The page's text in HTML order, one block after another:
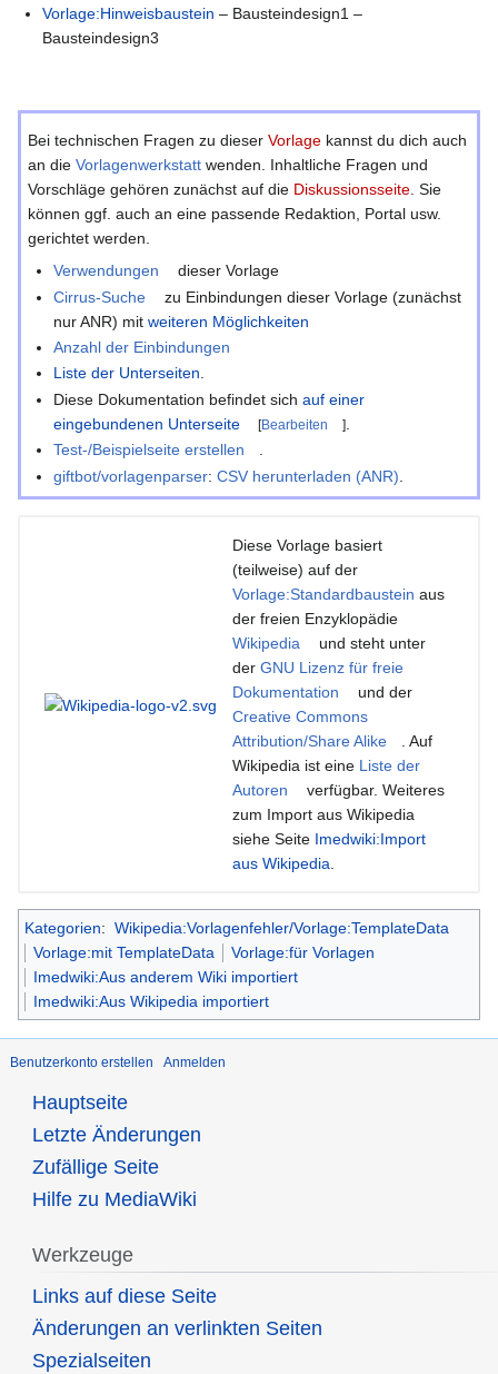
Vorlage:Hinweisbaustein – Bausteindesign1 –
Bausteindesign3
Bei technischen Fragen zu dieserVorlage kannst du dich auch
an dieVorlagenwerkstatt wenden. Inhaltliche Fragen und
Vorschläge gehören zunächst auf die Diskussionsseite. Sie
können ggf. auch an eine passende Redaktion, Portal usw.
gerichtet werden.
Verwendungen
dieser Vorlage
Cirrus-Suche
zu Einbindungen dieser Vorlage (zunächst
nur ANR) mit weiteren Möglichkeiten
Anzahl der Einbindungen
Liste der Unterseiten.
Diese Dokumentation befindet sich auf einer
eingebundenen Unterseite
[Bearbeiten ].
Test-/Beispielseite erstellen
.
giftbot/vorlagenparser: CSV herunterladen (ANR)
Diese Vorlage basiert
(teilweise) auf der
Vorlage:Standardbaustein aus
der freien Enzyklopädie
Wikipedia
und steht unter
derGNU Lizenz für freie
Dokumentation
und der
Creative Commons
Attribution/Share Alike
. Auf
Wikipedia ist eine Liste der
Autoren
verfügbar. Weiteres
zum Import aus Wikipedia
siehe Seite Imedwiki:Import
aus Wikipedia.
Kategorien: Wikipedia:Vorlagenfehler/Vorlage:TemplateData
Vorlage:mit TemplateData
Vorlage:für Vorlagen
Imedwiki:Aus anderem Wiki importiert
Imedwiki:Aus Wikipedia importiert
Benutzerkonto erstellen Anmelden
Hauptseite
Letzte Änderungen
Zufällige Seite
Hilfe zu MediaWiki
Werkzeuge
Links auf diese Seite
Änderungen an verlinkten Seiten
Spezialseiten